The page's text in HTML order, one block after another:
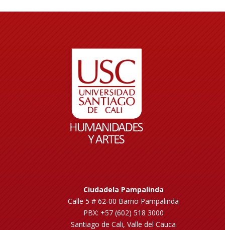
Ciudadela Pampalinda
Calle 5 # 62-00 Barrio Pampalinda
PBX: +57 (602) 518 3000
Santiago de Cali, Valle del Cauca